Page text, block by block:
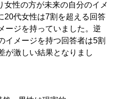
女性の方が未来の自分のイメ
20代女性は7割を超える回答
ージを持っていました。逆
イメージを持つ回答者は5割
が激しい結果となりまし